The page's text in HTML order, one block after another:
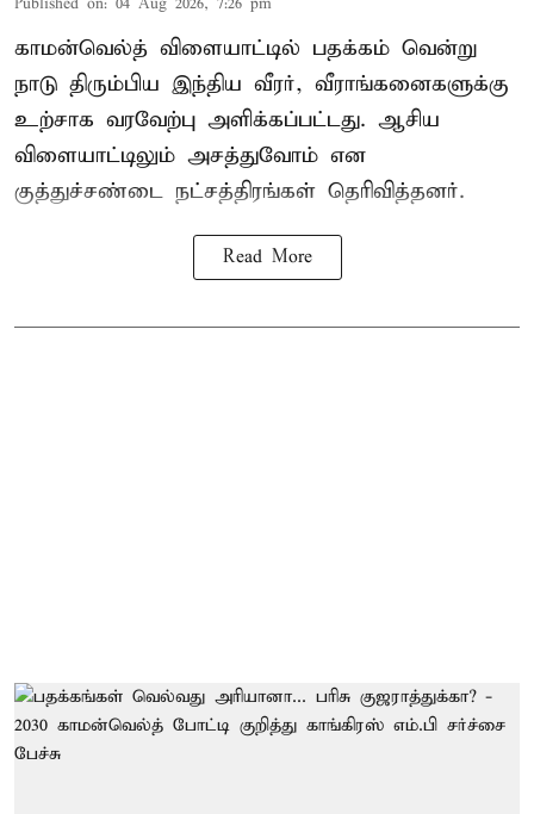
Published on: 04 Aug 2026, 7:26 pm
காமன்வெல்த் விளையாட்டில் பதக்கம் வென்று
நாடு திரும்பிய இந்திய வீரர், வீராங்கனைகளுக்கு
உற்சாக வரவேற்பு அளிக்கப்பட்டது. ஆசிய
விளையாட்டிலும் அசத்துவோம் என
குத்துச்சண்டை நட்சத்திரங்கள் தெரிவித்தனர்.
Read More